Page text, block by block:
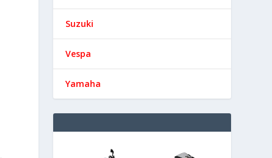
Suzuki
Vespa
Yamaha